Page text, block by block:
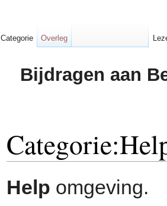
Bijdragen aan
Help omgeving.
Categorie Overleg